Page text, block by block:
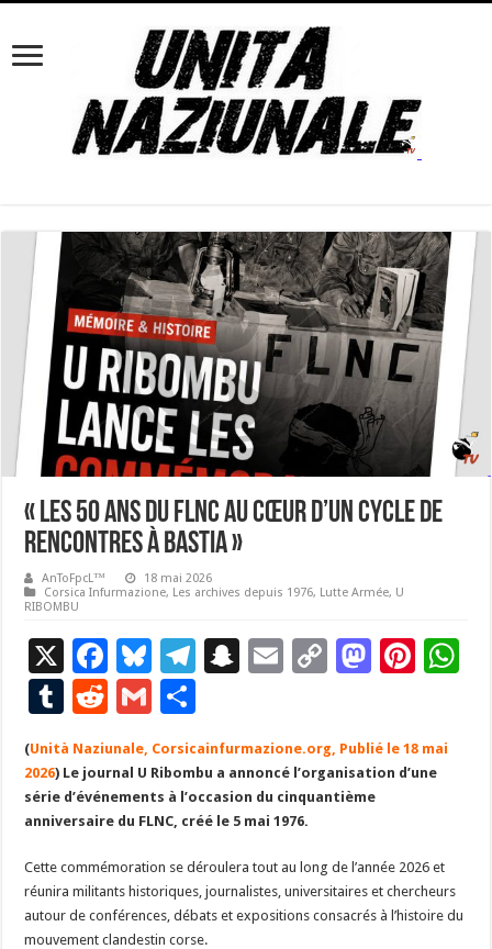
« Les 50 ans du FLNC au cœur d’un cycle de
rencontres à Bastia »
AnToFpcL™
18 mai 2026
Corsica Infurmazione, Les archives depuis 1976, Lutte Armée, U
RIBOMBU
X
F
ac
e
b
o
o
k
Bl
u
es
ky
T
gr
a
m
S
p
c
h
at
E
l
C
y
Li
k
M
d
o
Pi
es
T
u
m
bl
r
R
d
di
t
G
ai
l
ar
ta
g
er
(Unità Naziunale, Corsicainfurmazione.org, Publié le 18 mai
2026) Le journal U Ribombu a annoncé l’organisation d’une
série d’événements à l’occasion du cinquantième
anniversaire du FLNC, créé le 5 mai 1976.
Cette commémoration se déroulera tout au long de l’année 2026 et
réunira militants historiques, journalistes, universitaires et chercheurs
autour de conférences, débats et expositions consacrés à l’histoire du
mouvement clandestin corse.